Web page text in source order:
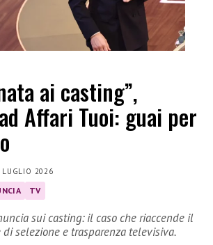
ai casting”,
Affari Tuoi: guai per
LUGLIO 2026
TV
sui casting: il caso che riaccende il
selezione e trasparenza televisiva.